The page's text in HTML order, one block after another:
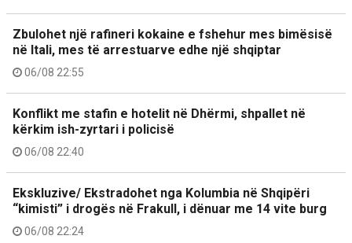
Zbulohet një rafineri kokaine e fshehur mes bimësisë
në Itali, mes të arrestuarve edhe një shqiptar
06/08 22:55
Konflikt me stafin e hotelit në Dhërmi, shpallet në
kërkim ish-zyrtari i policisë
06/08 22:40
Ekskluzive/ Ekstradohet nga Kolumbia në Shqipëri
“kimisti” i drogës në Frakull, i dënuar me 14 vite burg
06/08 22:24